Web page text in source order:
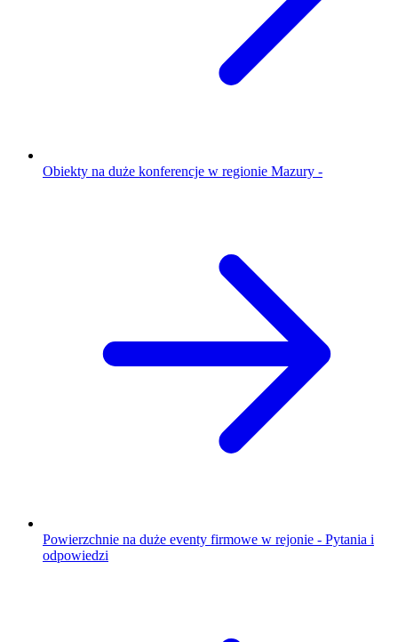
Obiekty na duże konferencje w regionie Mazury -
Powierzchnie na duże eventy firmowe w rejonie - Pytania i
odpowiedzi